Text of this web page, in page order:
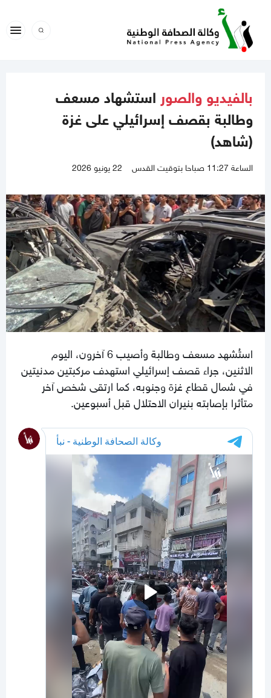
بالفيديو والصور استشهاد مسعف
وطالبة بقصف إسرائيلي على غزة
(شاهد)
الساعة 11:27 صباحا بتوقيت القدس 22 يونيو 2026
استُشهد مسعف وطالبة وأصيب 6 آخرون، اليوم
الاثنين، جراء قصف إسرائيلي استهدف مركبتين مدنيتين
في شمال قطاع غزة وجنوبه، كما ارتقى شخص آخر
متأثرا بإصابته بنيران الاحتلال قبل أسبوعين.